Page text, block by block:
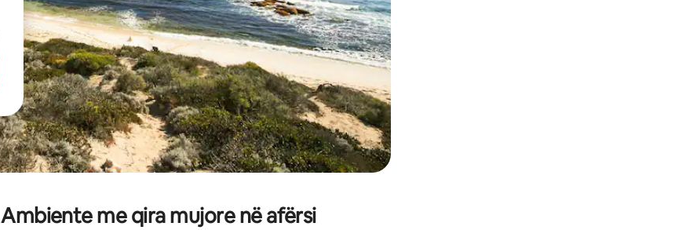
Ambiente me qira mujore në afërsi